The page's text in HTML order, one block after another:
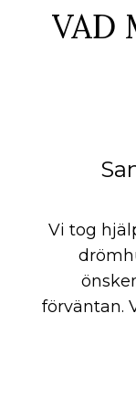
VAD
Vi tog
förväntan.